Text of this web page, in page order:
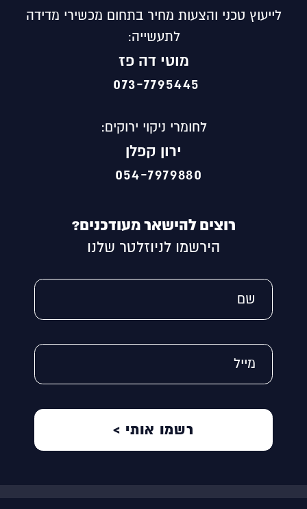
לייעוץ טכני והצעות מחיר בתחום מכשירי מדידה
לתעשייה:
מוטי דה פז
073-7795445
לחומרי ניקוי ירוקים:
ירון קפלן
054-7979880
רוצים להישאר מעודכנים?
הירשמו לניוזלטר שלנו
שם
מייל
Alternative: